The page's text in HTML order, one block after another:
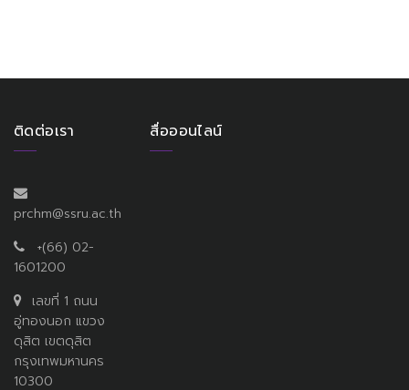
ติดต่อเรา
prchm@ssru.ac.th
+(66) 02-
1601200
เลขที่ 1 ถนน
อู่ทองนอก แขวง
ดุสิต เขตดุสิต
กรุงเทพมหานคร
10300
สื่อออนไลน์